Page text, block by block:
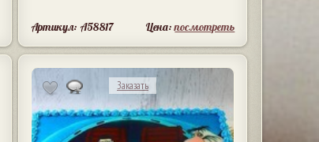
Артикул: A58817 Цена:посмотреть
Заказать